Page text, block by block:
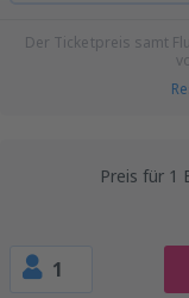
Der Ticketpreis samt
Preis für 1
1